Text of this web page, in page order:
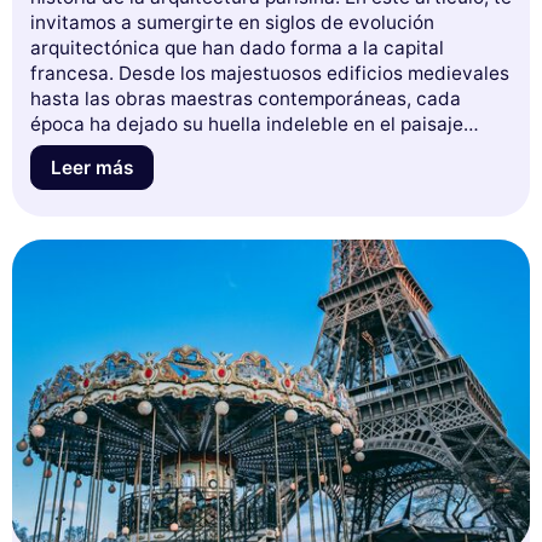
invitamos a sumergirte en siglos de evolución
arquitectónica que han dado forma a la capital
francesa. Desde los majestuosos edificios medievales
hasta las obras maestras contemporáneas, cada
época ha dejado su huella indeleble en el paisaje
urbano de París. Descubrirás no solo los estilos
emblemáticos y los arquitectos famosos, sino también
cautivador a través del tiempo, que te dará una nueva
perspectiva sobre la Ciudad de la Luz. Déjate inspirar
y sigue leyendo para descubrir los tesoros
arquitectónicos que hacen de París un destino único
en el mundo.
Leer más